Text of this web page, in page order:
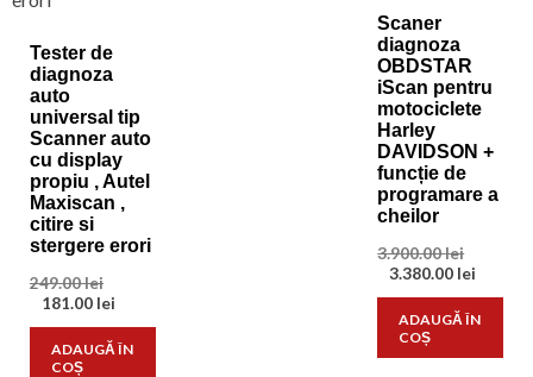
Tester de
diagnoza
auto
universal tip
Scanner auto
cu display
propiu , Autel
Maxiscan ,
citire si
stergere erori
249.00leiPrețul
inițial
a
fost:
181.00 lei
curent
este:
ADAUGĂ ÎN
COȘ
Scaner
diagnoza
OBDSTAR
iScan pentru
motociclete
Harley
DAVIDSON +
funcție de
programare a
cheilor
3.900.00leiPrețul
inițial
a
fost:
3.380.00 lei
curent
este:
ADAUGĂ ÎN
COȘ